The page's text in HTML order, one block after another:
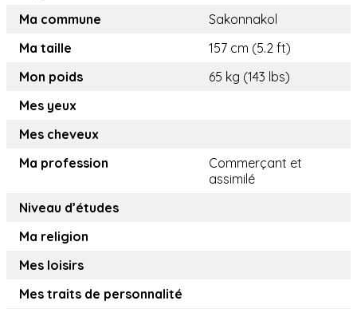
Ma commune
Sakonnakol
Ma taille
157 cm (5.2 ft)
Mon poids
65 kg (143 lbs)
Mes yeux
Mes cheveux
Ma profession
Commerçant et
assimilé
Niveau d’études
Ma religion
Mes loisirs
Mes traits de personnalité